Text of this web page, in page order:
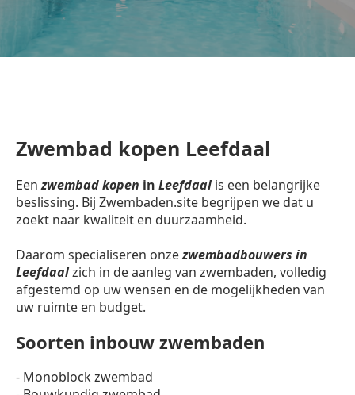
Zwembad kopen Leefdaal
Eenzwembad kopen in Leefdaal is een belangrijke
beslissing. Bij Zwembaden.site begrijpen we dat u
zoekt naar kwaliteit en duurzaamheid.
Daarom specialiseren onzezwembadbouwers in
Leefdaalzich in de aanleg van zwembaden, volledig
afgestemd op uw wensen en de mogelijkheden van
uw ruimte en budget.
Soorten inbouw zwembaden
- Monoblock zwembad